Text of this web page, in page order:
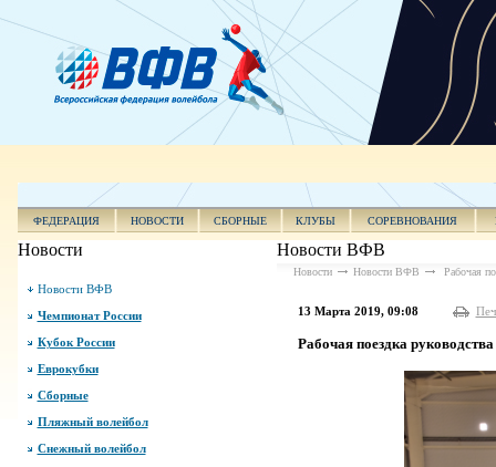
ФЕДЕРАЦИЯ НОВОСТИ СБОРНЫЕ КЛУБЫ СОРЕВНОВАНИЯ
Новости
Новости ВФВ
Чемпионат России
Кубок России
Еврокубки
Сборные
Пляжный волейбол
Снежный волейбол
Новости ВФВ
Новости Новости ВФВ Рабочая
13 Марта 2019, 09:08
Рабочая поездка